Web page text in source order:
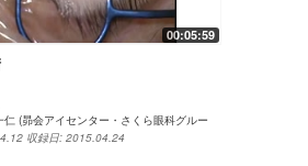
00:05:59
仁 (昴会アイセンター・さくら眼科グルー
収録日: 2015.04.24